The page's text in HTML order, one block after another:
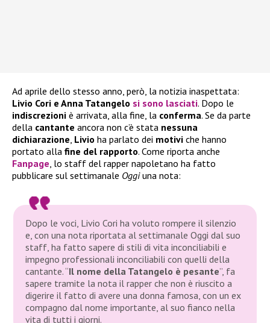
Ad aprile dello stesso anno, però, la notizia inaspettata:
Livio Cori e Anna Tatangelo si sono lasciati. Dopo le
indiscrezioni è arrivata, alla fine, la conferma. Se da parte
della cantante ancora non c’è stata nessuna
dichiarazione Livio ha parlato dei motivi che hanno
portato alla fine del rapporto. Come riporta anche
Fanpage , lo staff del rapper napoletano ha fatto
pubblicare sul settimanale Oggiuna nota:
Dopo le voci, Livio Cori ha voluto rompere il silenzio
e, con una nota riportata al settimanale Oggi dal suo
staff, ha fatto sapere di stili di vita inconciliabili e
impegno professionali inconciliabili con quelli della
cantante. “Il nome della Tatangelo è pesante”, fa
sapere tramite la nota il rapper che non è riuscito a
digerire il fatto di avere una donna famosa, con un ex
compagno dal nome importante, al suo fianco nella
vita di tutti i giorni.